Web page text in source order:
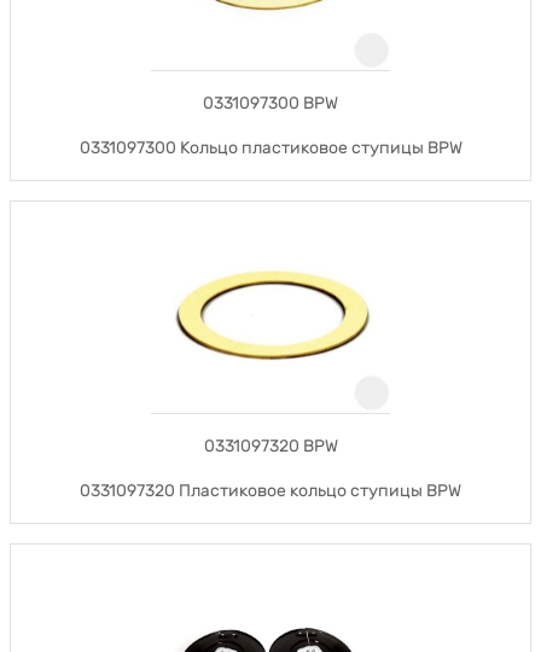
0331097300 BPW
0331097300 Кольцо пластиковое ступицы BPW
0331097320 BPW
0331097320 Пластиковое кольцо ступицы BPW